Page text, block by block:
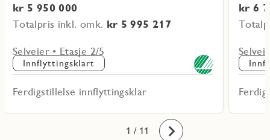
kr 5 950 000
Totalpris inkl. omk. kr 5 995 217
Selveier • Etasje 2/5
Innflyttingsklart
Ferdigstillelse innflyttingsklar
kr 6
1
2
3
4
5
6
7
8
9
10
11 / 11 Fremover